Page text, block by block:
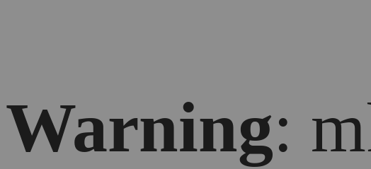
Warning: